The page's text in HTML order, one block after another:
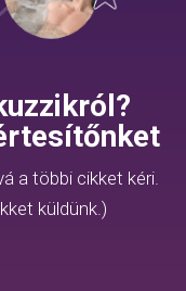
a többi cikket kéri.
küldünk.)